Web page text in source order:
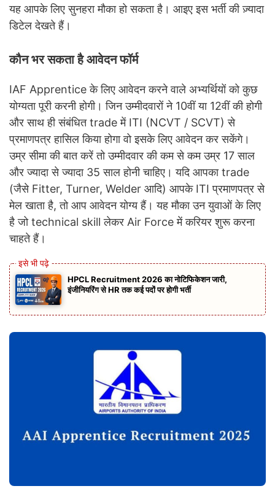
यह आपके लिए सुनहरा मौका हो सकता है। आइए इस भर्ती की ज़्यादा
डिटेल देखते हैं।
कौन भर सकता है आवेदन फॉर्म
IAF Apprentice के लिए आवेदन करने वाले अभ्यर्थियों को कुछ
योग्यता पूरी करनी होगी। जिन उम्मीदवारों ने 10वीं या 12वीं की होगी
और साथ ही संबंधित trade में ITI (NCVT / SCVT) से
प्रमाणपत्र हासिल किया होगा वो इसके लिए आवेदन कर सकेंगे।
उम्र सीमा की बात करें तो उम्मीदवार की कम से कम उम्र 17 साल
और ज्यादा से ज्यादा 35 साल होनी चाहिए। यदि आपका trade
(जैसे Fitter, Turner, Welder आदि) आपके ITI प्रमाणपत्र से
मेल खाता है, तो आप आवेदन योग्य हैं। यह मौका उन युवाओं के लिए
है जो technical skill लेकर Air Force में करियर शुरू करना
चाहते हैं।
HPCL Recruitment 2026 का नोटिफिकेशन जारी,
इंजीनियरिंग से HR तक कई पदों पर होगी भर्ती